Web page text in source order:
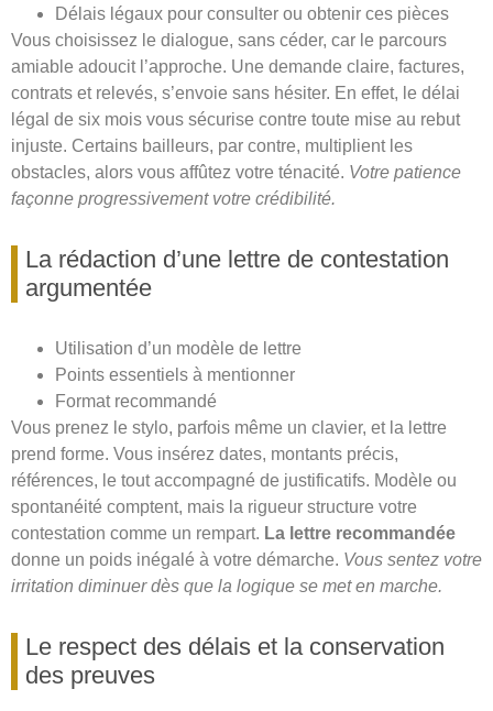
Délais légaux pour consulter ou obtenir ces pièces
Vous choisissez le dialogue, sans céder, car le parcours
amiable adoucit l’approche. Une demande claire, factures,
contrats et relevés, s’envoie sans hésiter. En effet, le délai
légal de six mois vous sécurise contre toute mise au rebut
injuste. Certains bailleurs, par contre, multiplient les
obstacles, alors vous affûtez votre ténacité. Votre patience
façonne progressivement votre crédibilité.
La rédaction d’une lettre de contestation
argumentée
Utilisation d’un modèle de lettre
Points essentiels à mentionner
Format recommandé
Vous prenez le stylo, parfois même un clavier, et la lettre
prend forme. Vous insérez dates, montants précis,
références, le tout accompagné de justificatifs. Modèle ou
spontanéité comptent, mais la rigueur structure votre
contestation comme un rempart. La lettre recommandée
donne un poids inégalé à votre démarche. Vous sentez votre
irritation diminuer dès que la logique se met en marche.
Le respect des délais et la conservation
des preuves